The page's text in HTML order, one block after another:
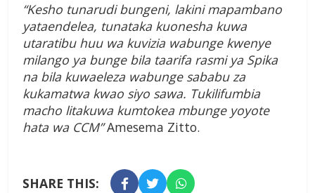
“Kesho tunarudi bungeni, lakini mapambano
yataendelea, tunataka kuonesha kuwa
utaratibu huu wa kuvizia wabunge kwenye
milango ya bunge bila taarifa rasmi ya Spika
na bila kuwaeleza wabunge sababu za
kukamatwa kwao siyo sawa. Tukilifumbia
macho litakuwa kumtokea mbunge yoyote
hata wa CCM”Amesema Zitto.
SHARE THIS: